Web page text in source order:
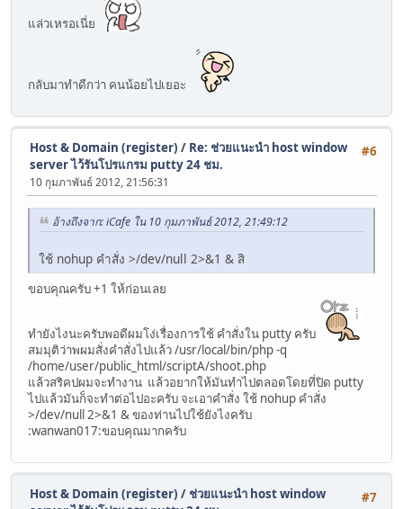
แล่วเหรอเนี่ย
กลับมาทำดีกว่า คนน้อยไปเยอะ
#6
Host & Domain (register) / Re: ช่วยแนะนำ host window
server ไว้รันโปรแกรม putty 24 ชม.
10 กุมภาพันธ์ 2012, 21:56:31
อ้างถึงจาก: iCafe ใน 10 กุมภาพันธ์ 2012, 21:49:12
ใช้ nohup คำสั่ง >/dev/null 2>&1 & สิ
ขอบคุณครับ +1 ให้ก่อนเลย
ทำยังไงนะครับพอดีผมโง่เรื่องการใช้ คำสั่งใน putty ครับ
สมมุติว่าพผมสั่งคำสั่งไปแล้ว /usr/local/bin/php -q
/home/user/public_html/scriptA/shoot.php
แล้วสริคปผมจะทำงาน แล้วอยากให้มันทำไปตลอดโดยที่ปิด putty
ไปแล้วมันก็จะทำต่อไปอะครับ จะเอาคำสั่ง ใช้ nohup คำสั่ง
>/dev/null 2>&1 & ของท่านไปใช้ยังไงครับ
:wanwan017:ขอบคุณมากครับ
#7
Host & Domain (register) / ช่วยแนะนำ host window